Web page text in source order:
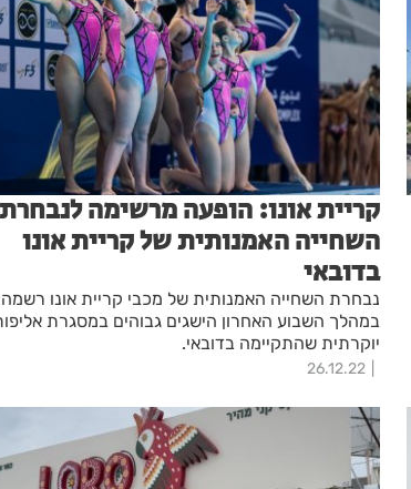
קריית אונו: הופעה מרשימה לנבחרת
השחייה האמנותית של קריית אונו
בדובאי
נבחרת השחייה האמנותית של מכבי קריית אונו רשמה
במהלך השבוע האחרון הישגים גבוהים במסגרת
יוקרתית שהתקיימה בדובאי.
26.12.22